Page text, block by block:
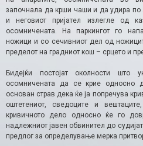
започнала да крши чаши и да удира по
и неговиот пријател излегле од
осомничената. На паркингот го
ножици и со сечивниот дел од
пределот на градниот кош – срцето и
Бидејќи постојат околности што
осомничената да се крие односно
основан страв дека ќе ја попречува
оштетениот, сведоците и
кривичното дело односно ќе го
надлежниот јавен обвинител до
предлог за определување мерка